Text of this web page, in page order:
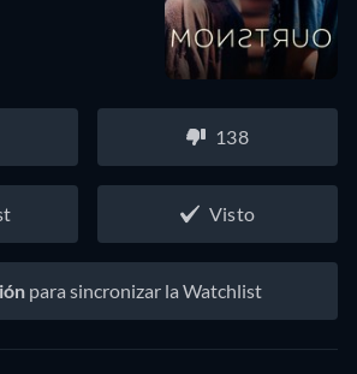
138
Visto
para sincronizar la Watchlist